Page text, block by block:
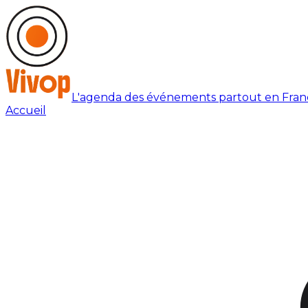
L'agenda des événements partout en
Accueil